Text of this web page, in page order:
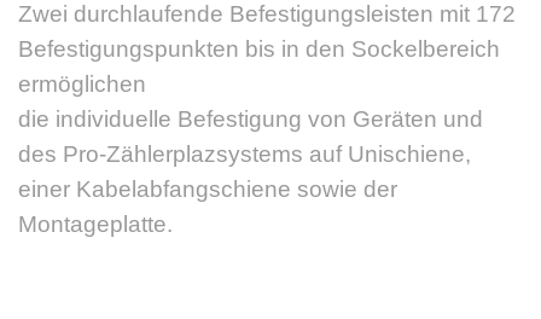
Zwei durchlaufende Befestigungsleisten mit 172
Befestigungspunkten bis in den Sockelbereich
ermöglichen
die individuelle Befestigung von Geräten und
des Pro-Zählerplazsystems auf Unischiene,
einer Kabelabfangschiene sowie der
Montageplatte.